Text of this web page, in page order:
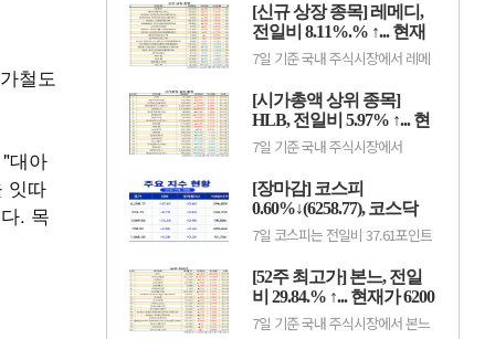
철도
대아
잇따
. 목
[신규 상장 종목] 레메디,
전일비 8.11%.% ↑... 현재
가 1만530원
7일 기준 국내 주식시장에서 레메
(8.11%) 오른 1만530원에 거래 중
이다.레메디는 의료기기 관련 사업
을 영위하는 기업으로, 신규 상장
이후 투자자 수급과 성장 기대감에
따라 주가 변동성이 나타날 수 있
(0156T0, 1만870원, ▲370,
3.52%), 스트라드비젼(475040,
3070원, ▲30, 0.99%), 세미티에
스(0017J0, 3110...
[시가총액 상위 종목]
HLB, 전일비 5.97% ↑... 현
재가 3만7300원
7일 기준 국내 주식시장에서
(5.97%) 오른 3만7300원에 거래
중이다.HLB는 항암제 개발을 중심
으로 바이오 사업을 영위하는 기업
으로, 신약 허가와 임상 결과, 글로
벌 판매 기대감 등에 따라 주가 변
프로비엠(247540, 10만7000원,
▲4500, 4.39%), LG에너지솔루션
(373220, 36만원, ▲1만5000,
4.35%), 한.
[장마감] 코스피
0.60%↓(6258.77), 코스닥
0.36%↓(798.81)
7일 코스피는 전일비 37.61포인트
했다. 이날 개인과 기관은 각각
3451억원, 8880억원 순매수했고,
외국인은 1조2550억원 순매도했
다.코스닥은 전일비 2.86포인트
(0.36%) 하락한 798.81pt로 마쳤
[52주 최고가] 본느, 전일
비 29.84.% ↑... 현재가 6200
원
7일 기준 국내 주식시장에서 본느